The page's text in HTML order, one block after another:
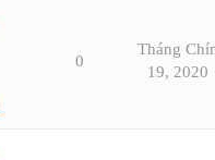
0
Tháng
19, 2020